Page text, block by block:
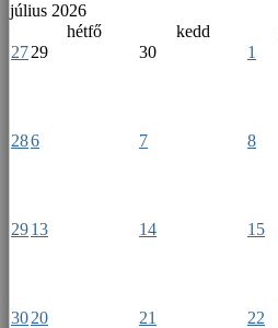
július 2026
hétfő
kedd
2729 30 1
286 7 8
2913 14 15
3020 21 22